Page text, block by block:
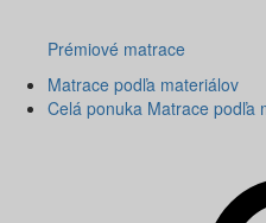
Prémiové matrace
Matrace podľa materiálov
Celá ponuka Matrace podľa